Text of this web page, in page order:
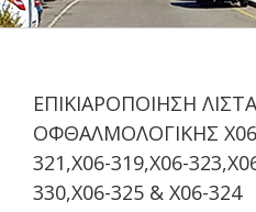
ΕΠΙΚΙΑΡΟΠΟΙΗΣΗ
ΟΦΘΑΛΜΟΛΟΓΙΚΗΣ
321,Χ06-319,Χ06-
330,Χ06-325 & Χ06-324